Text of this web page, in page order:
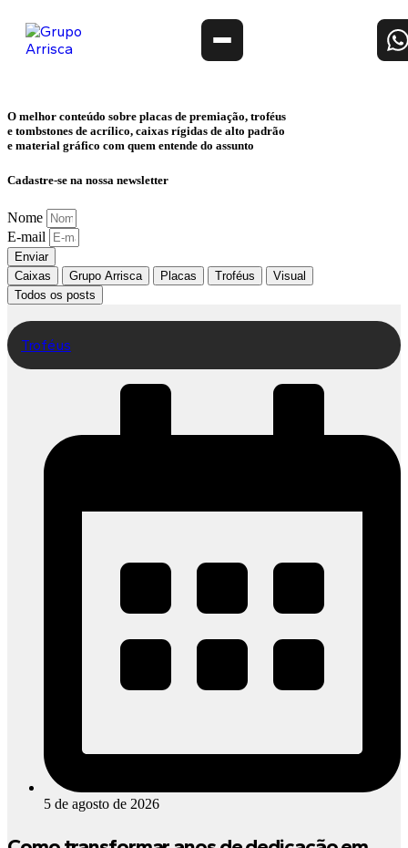
O melhor conteúdo sobre placas de premiação, troféus
e tombstones de acrílico, caixas rígidas de alto padrão
e material gráfico com quem entende do assunto
Cadastre-se na nossa newsletter
Nome
E-mail
Enviar
Caixas
Grupo Arrisca Placas Troféus
Visual
Todos os posts
Troféus
5 de agosto de 2026